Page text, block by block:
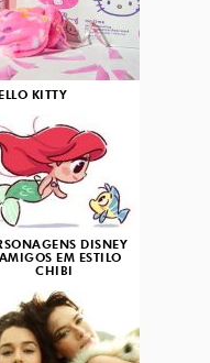
KITTY
DISNEY
AMIGOS EM ESTILO
CHIBI